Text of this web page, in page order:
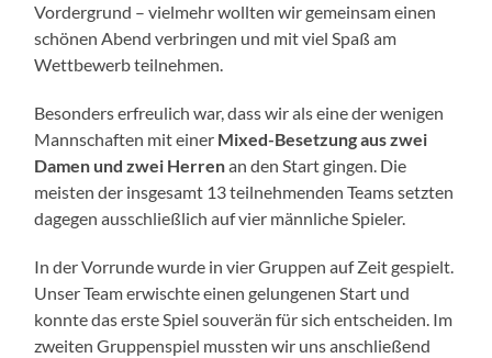
Vordergrund – vielmehr wollten wir gemeinsam einen
schönen Abend verbringen und mit viel Spaß am
Wettbewerb teilnehmen.
Besonders erfreulich war, dass wir als eine der wenigen
Mannschaften mit einer Mixed-Besetzung aus zwei
Damen und zwei Herrenan den Start gingen. Die
meisten der insgesamt 13 teilnehmenden Teams setzten
dagegen ausschließlich auf vier männliche Spieler.
In der Vorrunde wurde in vier Gruppen auf Zeit gespielt.
Unser Team erwischte einen gelungenen Start und
konnte das erste Spiel souverän für sich entscheiden. Im
zweiten Gruppenspiel mussten wir uns anschließend